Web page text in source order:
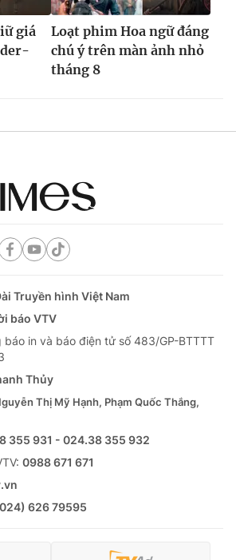
giá
Loạt phim Hoa ngữ đáng
chú ý trên màn ảnh nhỏ
tháng 8
Truyền hình Việt Nam
báo VTV
in và báo điện tử số 483/GP-BTTTT
Thủy
Thị Mỹ Hạnh, Phạm Quốc Thắng,
355 931 - 024.38 355 932
0988 671 671
626 79595